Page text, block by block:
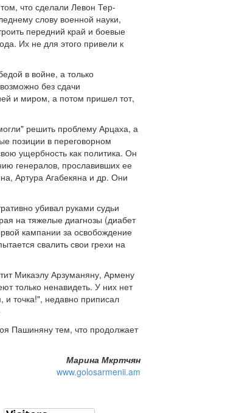
что сделали Левон Тер-
слову военной науки,
передний край и боевые
Их не для этого привели к
в войне, а только
без сдачи
и миром, а потом пришел тот,
решить проблему Арцаха, а
позиции в переговорном
ущербность как политика. Он
генералов, прославивших ее
Артура Агабекяна и др. Они
убивал руками судьи
на тяжелые диагнозы (диабет
кампании за освобождение
свалить свои грехи на
Микаэлу Арзуманяну, Армену
только ненавидеть. У них нет
и точка!", недавно приписал
Пашиняну тем, что продолжает
Марина Мкртчян
www.golosarmenii.am